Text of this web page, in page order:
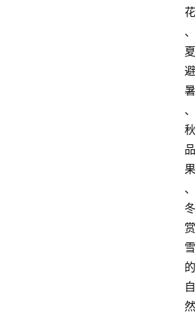
花
、
夏
避
暑
、
秋
品
果
、
冬
赏
雪
的
自
然